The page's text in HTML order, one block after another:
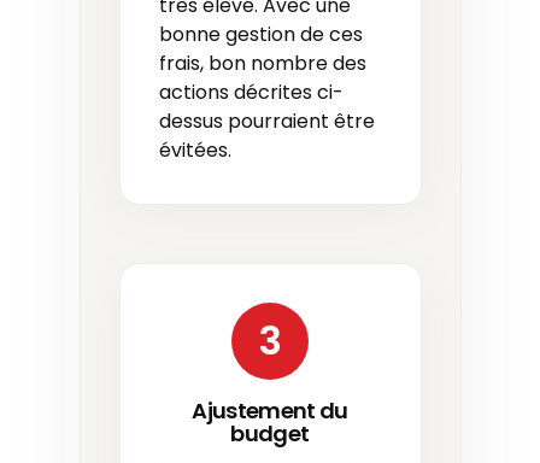
très élevé. Avec une
bonne gestion de ces
frais, bon nombre des
actions décrites ci-
dessus pourraient être
évitées.
3
Ajustement du
budget